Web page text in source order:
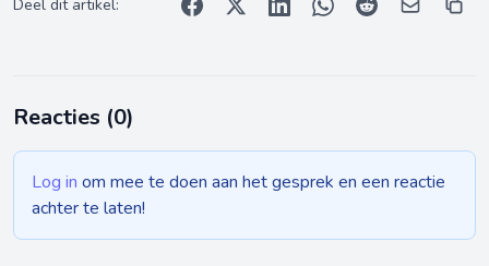
Deel dit artikel:
Reacties (0)
Log in om mee te doen aan het gesprek en een reactie
achter te laten!